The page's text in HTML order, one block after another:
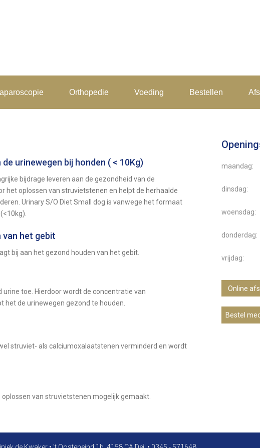
Orthopedie Voeding Bestellen
urinewegen bij honden ( < 10Kg)
bijdrage leveren aan de gezondheid van de
het oplossen van struvietstenen en helpt de herhaalde
Urinary S/O Diet Small dog is vanwege het formaat
van het gebit
bij aan het gezond houden van het gebit.
toe. Hierdoor wordt de concentratie van
het de urinewegen gezond te houden.
struviet- als calciumoxalaatstenen verminderd en wordt
van struvietstenen mogelijk gemaakt.
maandag:
dinsdag:
woensdag:
donderdag:
vrijdag:
Online
Bestel